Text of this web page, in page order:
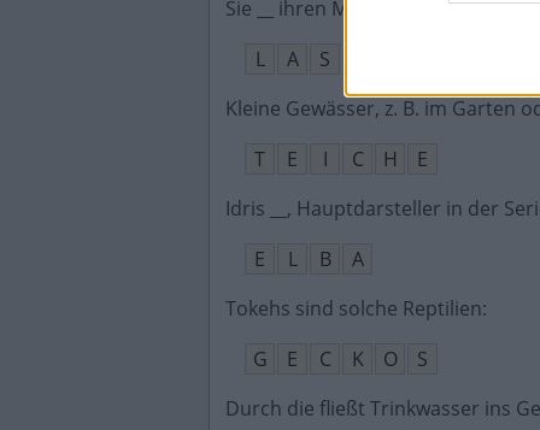
Sie __ ihren Mitschülern gestern
L
A
S
Kleine Gewässer, z. B. im Garten
T
E I C H
E
Idris __, Hauptdarsteller in der
E
L B
A
Tokehs sind solche Reptilien:
G
E C K O
S
Durch die fließt Trinkwasser ins